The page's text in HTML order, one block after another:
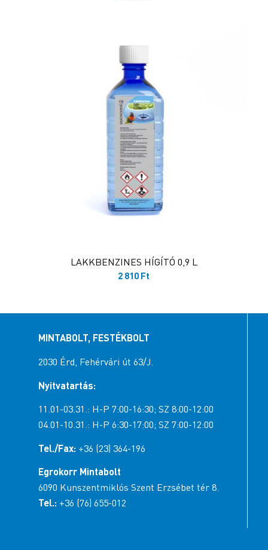
LAKKBENZINES HÍGÍTÓ 0,9 L
2 810 Ft
MINTABOLT, FESTÉKBOLT
2030 Érd, Fehérvári út 63/J.
Nyitvatartás:
11.01-03.31.: H-P 7:00-16:30; SZ 8:00-12:00
04.01-10.31.: H-P 6:30-17:00; SZ 7:00-12:00
Tel./Fax: +36 (23) 364-196
Egrokorr Mintabolt
6090 Kunszentmiklós Szent Erzsébet tér 8.
Tel.: +36 (76) 655-012